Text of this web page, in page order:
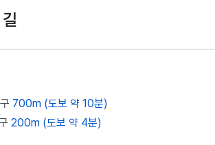
700m (도보 약 10분)
200m (도보 약 4분)